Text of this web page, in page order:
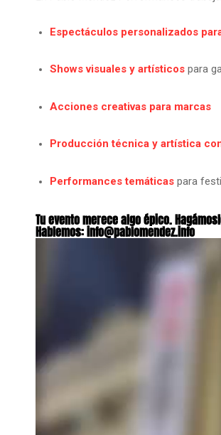
Espectáculos personalizados
Shows visuales y artísticos para
Acciones creativas para marcas
Producción técnica y artística
Performances temáticas para
Tu evento merece algo épico.
Hablemos: info@pablomendez.info